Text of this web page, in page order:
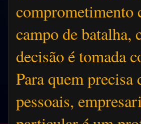
comprometimento
campo de batalha,
decisão é tomada
Para quem
pessoais,